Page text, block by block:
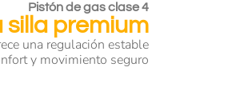
Pistón de gas clase 4
silla premium
una regulación estable
y movimiento seguro